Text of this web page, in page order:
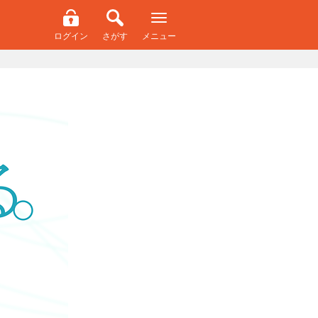
ログイン さがす メニュー